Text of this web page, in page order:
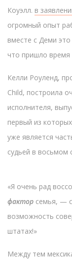
Коуэлл. в
огромный опыт
вместе с Деми
что пришло время
Келли Роуленд,
Child, построила
исполнителя,
первый из
уже является
судьей в восьмом
«Я очень рад
фактор семья, —
возможность
штатах!»
Между тем